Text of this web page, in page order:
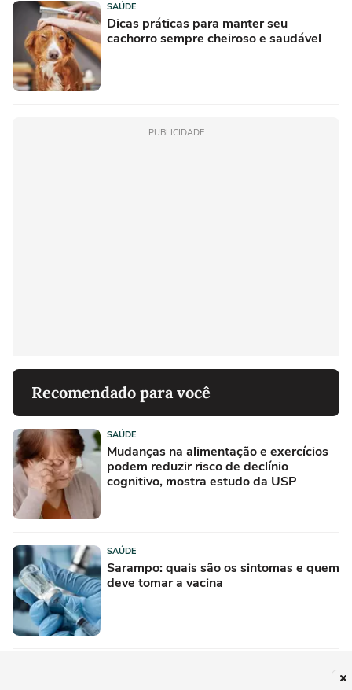
SAÚDE
Dicas práticas para manter seu
cachorro sempre cheiroso e saudável
PUBLICIDADE
Recomendado para você
SAÚDE
Mudanças na alimentação e exercícios
podem reduzir risco de declínio
cognitivo, mostra estudo da USP
SAÚDE
Sarampo: quais são os sintomas e quem
deve tomar a vacina